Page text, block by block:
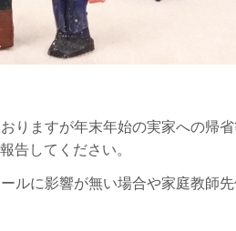
りますが年末年始の実家への帰
告してください。
ルに影響が無い場合や家庭教師